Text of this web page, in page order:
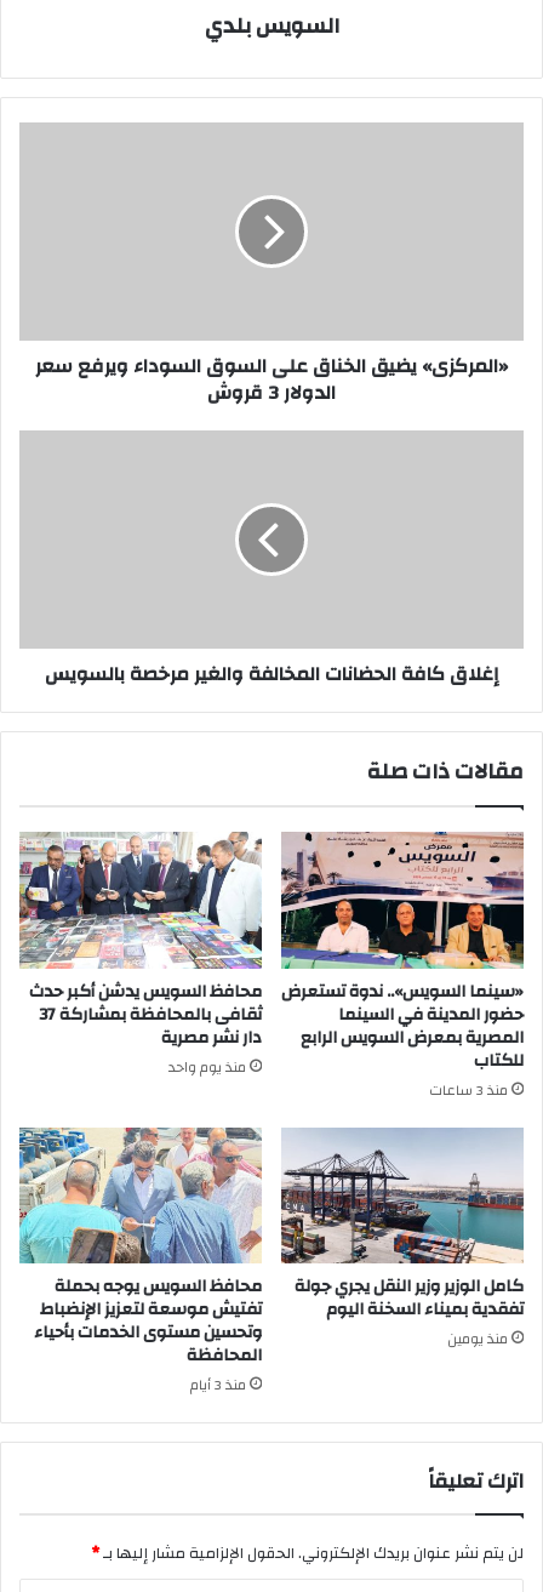
السويس بلدي
الدولار
«المركزى» يضيق الخناق على السوق السوداء ويرفع سعر
الدولار 3 قروش
إغلاق كافة الحضانات المخالفة والغير مرخصة بالسويس
مقالات ذات صلة
«سينما السويس».. ندوة تستعرض
حضور المدينة في السينما
المصرية بمعرض السويس الرابع
للكتاب
منذ 3 ساعات
محافظ السويس يدشن أكبر حدث
ثقافى بالمحافظة بمشاركة 37
دار نشر مصرية
منذ يوم واحد
كامل الوزير وزير النقل يجري جولة
تفقدية بميناء السخنة اليوم
منذ يومين
محافظ السويس يوجه بحملة
تفتيش موسعة لتعزيز الإنضباط
وتحسين مستوى الخدمات بأحياء
المحافظة
منذ 3 أيام
اترك تعليقاً
لن يتم نشر عنوان بريدك الإلكتروني.الحقول الإلزامية مشار إليها بـ*